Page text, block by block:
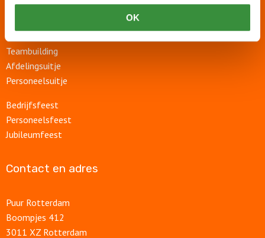
OK
Rondvaart
Teambuilding
Afdelingsuitje
Personeelsuitje
Bedrijfsfeest
Personeelsfeest
Jubileumfeest
Contact en adres
Puur Rotterdam
Boompjes 412
3011 XZ Rotterdam